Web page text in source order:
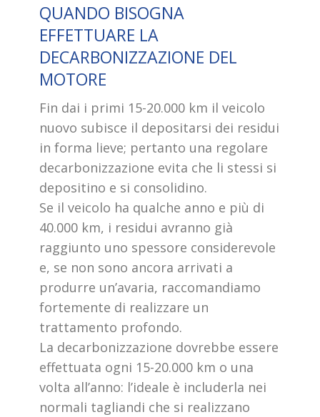
QUANDO BISOGNA
EFFETTUARE LA
DECARBONIZZAZIONE DEL
MOTORE
Fin dai i primi 15-20.000 km il veicolo
nuovo subisce il depositarsi dei residui
in forma lieve; pertanto una regolare
decarbonizzazione evita che li stessi si
depositino e si consolidino.
Se il veicolo ha qualche anno e più di
40.000 km, i residui avranno già
raggiunto uno spessore considerevole
e, se non sono ancora arrivati a
produrre un’avaria, raccomandiamo
fortemente di realizzare un
trattamento profondo.
La decarbonizzazione dovrebbe essere
effettuata ogni 15-20.000 km o una
volta all’anno: l’ideale è includerla nei
normali tagliandi che si realizzano